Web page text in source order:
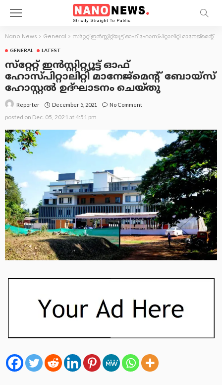
Nano News > General > സ്‌റ്റേറ്റ് ഇന്‍സ്റ്റിറ്റ്യൂട്ട് ഓഫ് ഹോസ്പിറ്റാലിറ്റി മാനേജ്‌മെന്റ് ബോയ്‌സ് ഹോസ്റ്റല്‍ ഉദ്ഘാടനം ചെയ്തു
GENERAL LATEST
സ്‌റ്റേറ്റ് ഇന്‍സ്റ്റിറ്റ്യൂട്ട് ഓഫ്
ഹോസ്പിറ്റാലിറ്റി മാനേജ്‌മെന്റ് ബോയ്‌സ്
ഹോസ്റ്റല്‍ ഉദ്ഘാടനം ചെയ്തു
Reporter December 5, 2021 No Comment
posted on Dec. 05, 2021 at 4:51 pm